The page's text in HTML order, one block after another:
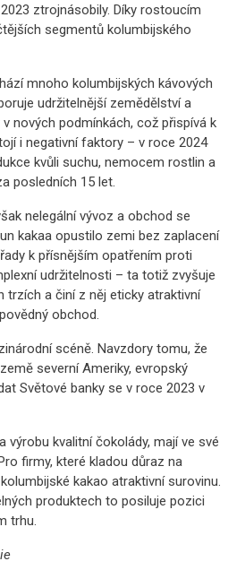
ztrojnásobily. Díky rostoucím
segmentů kolumbijského
mnoho kolumbijských kávových
udržitelnější zemědělství a
nových podmínkách, což přispívá k
i negativní faktory – v roce 2024
kvůli suchu, nemocem rostlin a
posledních 15 let.
nelegální vývoz a obchod se
kakaa opustilo zemi bez zaplacení
k přísnějším opatřením proti
udržitelnosti – ta totiž zvyšuje
trzích a činí z něj eticky atraktivní
obchod.
scéně. Navzdory tomu, že
severní Ameriky, evropský
Světové banky se v roce 2023 v
výrobu kvalitní čokolády, mají ve své
firmy, které kladou důraz na
kakao atraktivní surovinu.
produktech to posiluje pozici
trhu.